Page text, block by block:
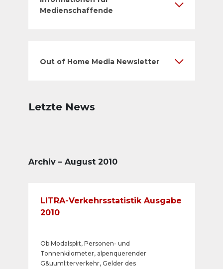
Medienschaffende
Out of Home Media Newsletter
Letzte News
Archiv – August 2010
LITRA-Verkehrsstatistik Ausgabe
2010
Ob Modalsplit, Personen- und
Tonnenkilometer, alpenquerender
G&uuml;terverkehr, Gelder des